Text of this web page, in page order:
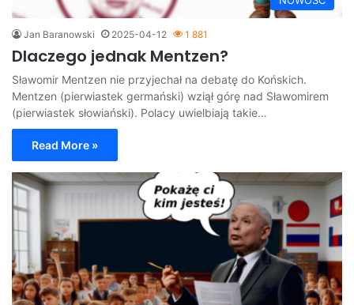
Jan Baranowski 2025-04-12 1 881
Dlaczego jednak Mentzen?
Sławomir Mentzen nie przyjechał na debatę do Końskich.
Mentzen (pierwiastek germański) wziął górę nad Sławomirem
(pierwiastek słowiański). Polacy uwielbiają takie…
Read More »